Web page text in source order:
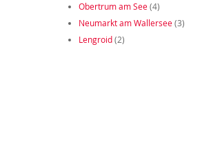
Obertrum am See(4)
Neumarkt am Wallersee(3)
Lengroid(2)